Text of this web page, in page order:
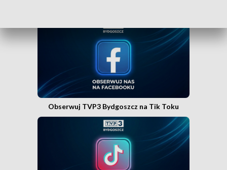
Obserwuj TVP3 Bydgoszcz na Tik Toku